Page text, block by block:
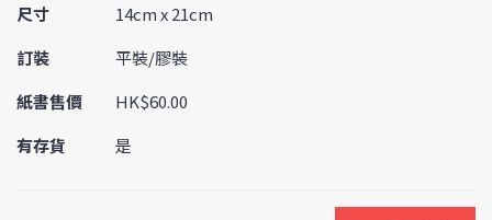
尺寸
14cm x 21cm
訂裝
平裝/膠裝
紙書售價
HK$60.00
有存貨
是